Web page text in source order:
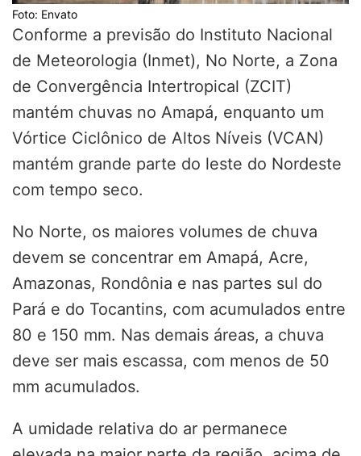
Foto: Envato
Conforme a previsão do Instituto Nacional
de Meteorologia (Inmet), No Norte, a Zona
de Convergência Intertropical (ZCIT)
mantém chuvas no Amapá, enquanto um
Vórtice Ciclônico de Altos Níveis (VCAN)
mantém grande parte do leste do Nordeste
com tempo seco.
No Norte, os maiores volumes de chuva
devem se concentrar em Amapá, Acre,
Amazonas, Rondônia e nas partes sul do
Pará e do Tocantins, com acumulados entre
80 e 150 mm. Nas demais áreas, a chuva
deve ser mais escassa, com menos de 50
mm acumulados.
A umidade relativa do ar permanece